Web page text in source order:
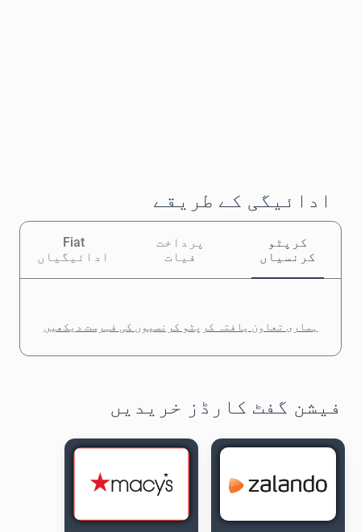
ادائیگی کے طریقے
کرپٹو
کرنسیاں
پرداخت
فیات
Fiat
ادائیگیاں
ہماری تعاون یافتہ کرپٹو کرنسیوں کی فہرست دیکھیں
فیشن گفٹ کارڈز خریدیں